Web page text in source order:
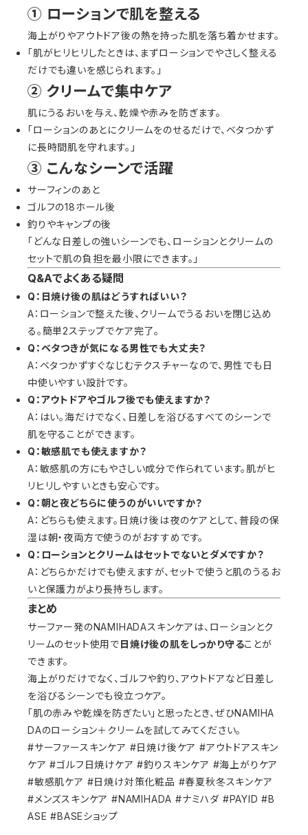
① ローションで肌を整える
海上がりやアウトドア後の熱を持った肌を落ち着かせます。
「肌がヒリヒリしたときは、まずローションでやさしく整える
だけでも違いを感じられます。」
② クリームで集中ケア
肌にうるおいを与え、乾燥や赤みを防ぎます。
「ローションのあとにクリームをのせるだけで、ベタつかず
に長時間肌を守れます。」
③ こんなシーンで活躍
サーフィンのあと
ゴルフの18ホール後
釣りやキャンプの後
「どんな日差しの強いシーンでも、ローションとクリームの
セットで肌の負担を最小限にできます。」
Q&Aでよくある疑問
Q：日焼け後の肌はどうすればいい？
A：ローションで整えた後、クリームでうるおいを閉じ込め
る。簡単2ステップでケア完了。
Q：ベタつきが気になる男性でも大丈夫？
A：ベタつかずすぐなじむテクスチャーなので、男性でも日
中使いやすい設計です。
Q：アウトドアやゴルフ後でも使えますか？
A：はい。海だけでなく、日差しを浴びるすべてのシーンで
肌を守ることができます。
Q：敏感肌でも使えますか？
A：敏感肌の方にもやさしい成分で作られています。肌がヒ
リヒリしやすいときも安心です。
Q：朝と夜どちらに使うのがいいですか？
A：どちらも使えます。日焼け後は夜のケアとして、普段の保
湿は朝・夜両方で使うのがおすすめです。
Q：ローションとクリームはセットでないとダメですか？
A：どちらかだけでも使えますが、セットで使うと肌のうるお
いと保護力がより長持ちします。
まとめ
サーファー発のNAMIHADAスキンケアは、ローションとク
リームのセット使用で日焼け後の肌をしっかり守ることが
できます。
海上がりだけでなく、ゴルフや釣り、アウトドアなど日差し
を浴びるシーンでも役立つケア。
「肌の赤みや乾燥を防ぎたい」と思ったとき、ぜひNAMIHA
DAのローション＋クリームを試してみてください。
#サーファースキンケア #日焼け後ケア #アウトドアスキン
ケア #ゴルフ日焼けケア #釣りスキンケア #海上がりケア
#敏感肌ケア #日焼け対策化粧品 #春夏秋冬スキンケア
#メンズスキンケア #NAMIHADA #ナミハダ #PAYID #B
ASE #BASEショップ